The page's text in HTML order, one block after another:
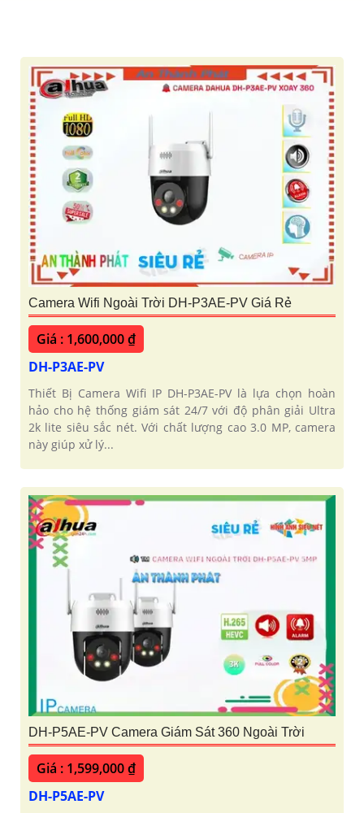
'
Camera Wifi Ngoài Trời DH-P3AE-PV Giá Rẻ
Giá : 1,600,000 ₫
DH-P3AE-PV
Thiết Bị Camera Wifi IP DH-P3AE-PV là lựa chọn hoàn
hảo cho hệ thống giám sát 24/7 với độ phân giải Ultra
2k lite siêu sắc nét. Với chất lượng cao 3.0 MP, camera
này giúp xử lý...
DH-P5AE-PV Camera Giám Sát 360 Ngoài Trời
Giá : 1,599,000 ₫
DH-P5AE-PV